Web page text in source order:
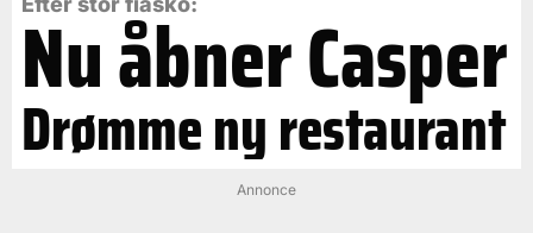
Nu åbner Casper
Drømme ny restaurant
Annonce